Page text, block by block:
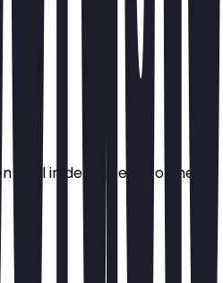
deal in de app en toon het in